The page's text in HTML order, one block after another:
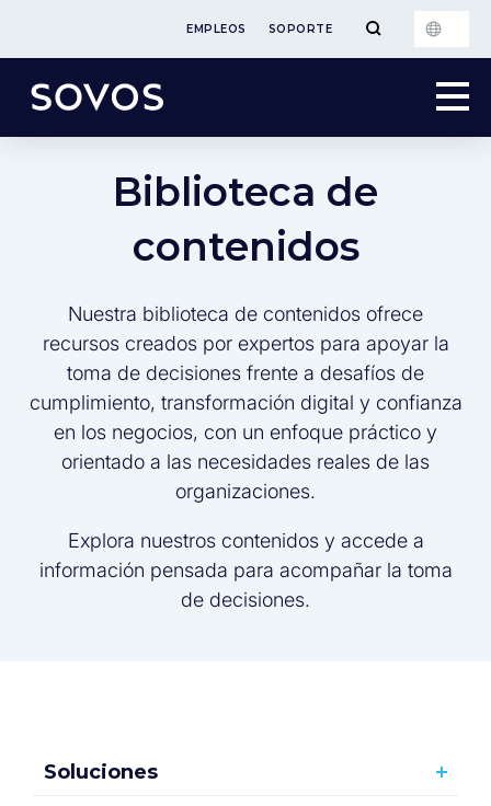
EMPLEOS SOPORTE
Biblioteca de
contenidos
Nuestra biblioteca de contenidos ofrece
recursos creados por expertos para apoyar la
toma de decisiones frente a desafíos de
cumplimiento, transformación digital y confianza
en los negocios, con un enfoque práctico y
orientado a las necesidades reales de las
organizaciones.
Explora nuestros contenidos y accede a
información pensada para acompañar la toma
de decisiones.
Soluciones